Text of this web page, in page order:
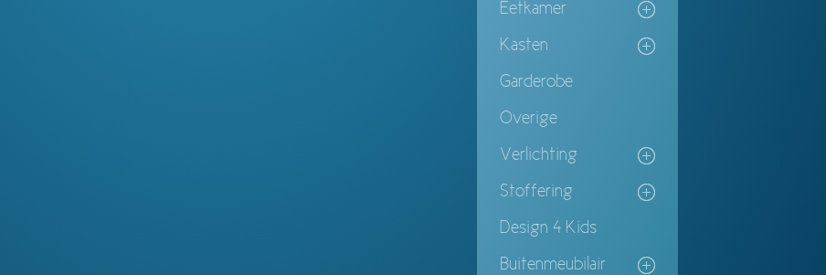
Eetkamer
Kasten
Garderobe
Overige
Verlichting
Stoffering
Design 4 Kids
Buitenmeubilair